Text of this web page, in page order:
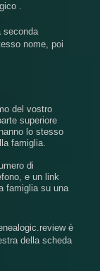
.
seconda
nome, poi
del vostro
superiore
lo stesso
famiglia.
di
e un link
famiglia su una
è
della scheda